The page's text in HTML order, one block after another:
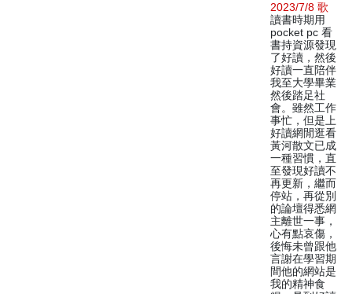
2023/7/8 歌
讀書時期用
pocket pc 看
書持資源發現
了好讀，然後
好讀一直陪伴
我至大學畢業
然後踏足社
會。雖然工作
事忙，但是上
好讀網閒逛看
黃河散文已成
一種習慣，直
至發現好讀不
再更新，繼而
停站，再從別
的論壇得悉網
主離世一事，
心有點哀傷，
後悔未曾跟他
言謝在學習期
間他的網站是
我的精神食